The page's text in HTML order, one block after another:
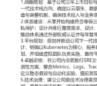
为城市物联网平台与产业
的市政管理与产业升级提
运维工程师汇报对象：部门
工作概述：
1.战略规划：基于公司三
展战略蓝图；主导技术委